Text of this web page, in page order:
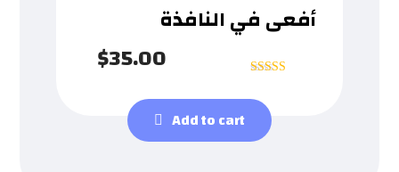
أفعى في النافذة
5
out of 5
$35.00
Add to cart